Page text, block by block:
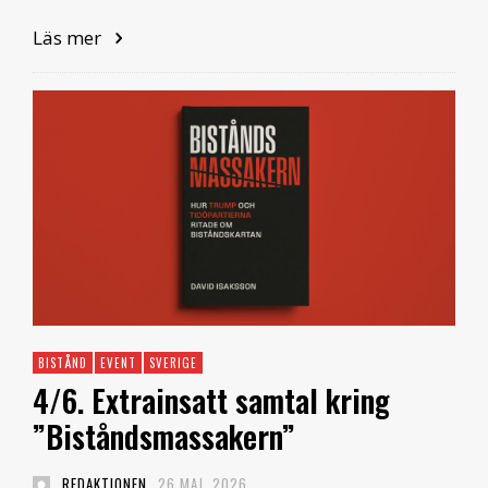
Läs mer
BISTÅND EVENT SVERIGE
4/6. Extrainsatt samtal kring
”Biståndsmassakern”